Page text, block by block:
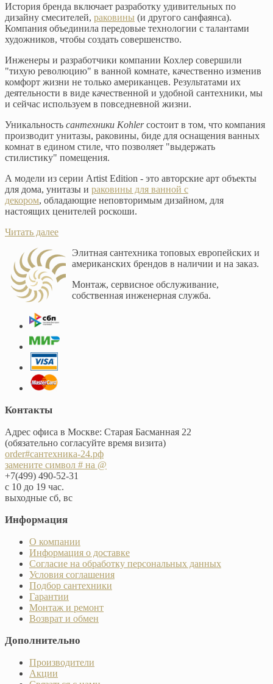
История бренда включает разработку удивительных по
дизайну смесителей, раковины (и другого санфаянса).
Компания объединила передовые технологии с талантами
художников, чтобы создать совершенство.
Инженеры и разработчики компании Кохлер совершили
"тихую революцию" в ванной комнате, качественно изменив
комфорт жизни не только американцев. Результатами их
деятельности в виде качественной и удобной сантехники, мы
и сейчас используем в повседневной жизни.
Уникальность сантехники Kohlerсостоит в том, что компания
производит унитазы, раковины, биде для оснащения ванных
комнат в едином стиле, что позволяет "выдержать
стилистику" помещения.
А модели из серии Artist Edition - это авторские арт объекты
для дома, унитазы и раковины для ванной с
декором, обладающие неповторимым дизайном, для
настоящих ценителей роскоши.
Читать далее
Элитная сантехника топовых европейских и
американских брендов в наличии и на заказ.
Монтаж, сервисное обслуживание,
собственная инженерная служба.
Контакты
Адрес офиса в Москве: Старая Басманная 22
(обязательно согласуйте время визита)
order#сантехника-24.рф
замените символ # на @
+7(499) 490-52-31
с 10 до 19 час.
выходные сб, вс
Информация
О компании
Информация о доставке
Согласие на обработку персональных данных
Условия соглашения
Подбор сантехники
Гарантии
Монтаж и ремонт
Возврат и обмен
Дополнительно
Производители
Акции